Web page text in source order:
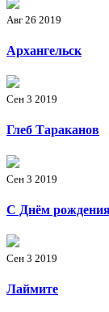
Авг 26 2019
Архангельск
Сен 3 2019
Глеб Тараканов
Сен 3 2019
С Днём
Сен 3 2019
Лаймите